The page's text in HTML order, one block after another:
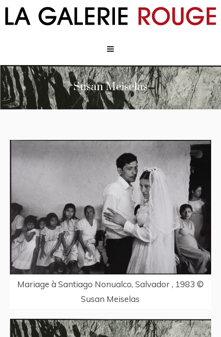
Susan Meiselas
Mariage à Santiago Nonualco, Salvador , 1983 ©
Susan Meiselas